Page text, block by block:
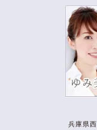
兵庫県